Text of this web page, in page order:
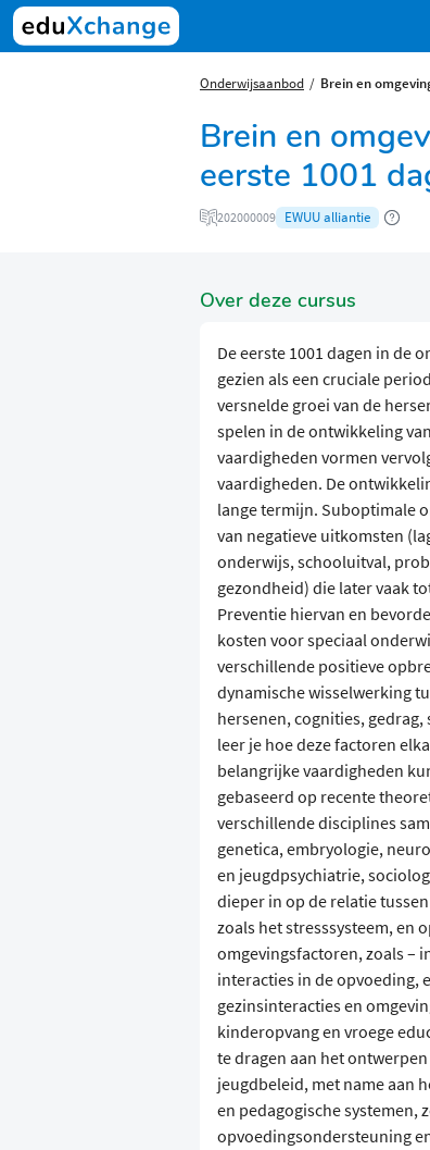
Onderwijsaanbod Brein en
Brein en
eerste 1001
202000009 EWUU alliantie
Over deze cursus
De eerste 1001 dagen in de
gezien als een cruciale
versnelde groei van de
spelen in de ontwikkeling
vaardigheden vormen
vaardigheden. De
lange termijn. Suboptimale
van negatieve uitkomsten
onderwijs, schooluitval,
gezondheid) die later vaak
Preventie hiervan en
kosten voor speciaal
verschillende positieve
dynamische wisselwerking
hersenen, cognities,
leer je hoe deze factoren
belangrijke vaardigheden
gebaseerd op recente
verschillende disciplines
genetica, embryologie,
en jeugdpsychiatrie,
dieper in op de relatie
zoals het stresssysteem, en
omgevingsfactoren, zoals –
interacties in de opvoeding,
gezinsinteracties en
kinderopvang en vroege
te dragen aan het
jeugdbeleid, met name aan
en pedagogische
opvoedingsondersteuning